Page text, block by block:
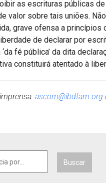
as escrituras públicas
valor sobre tais uniões.
grave ofensa a
de declarar por
fé pública’ da dita
constituirá atentado à
Buscar